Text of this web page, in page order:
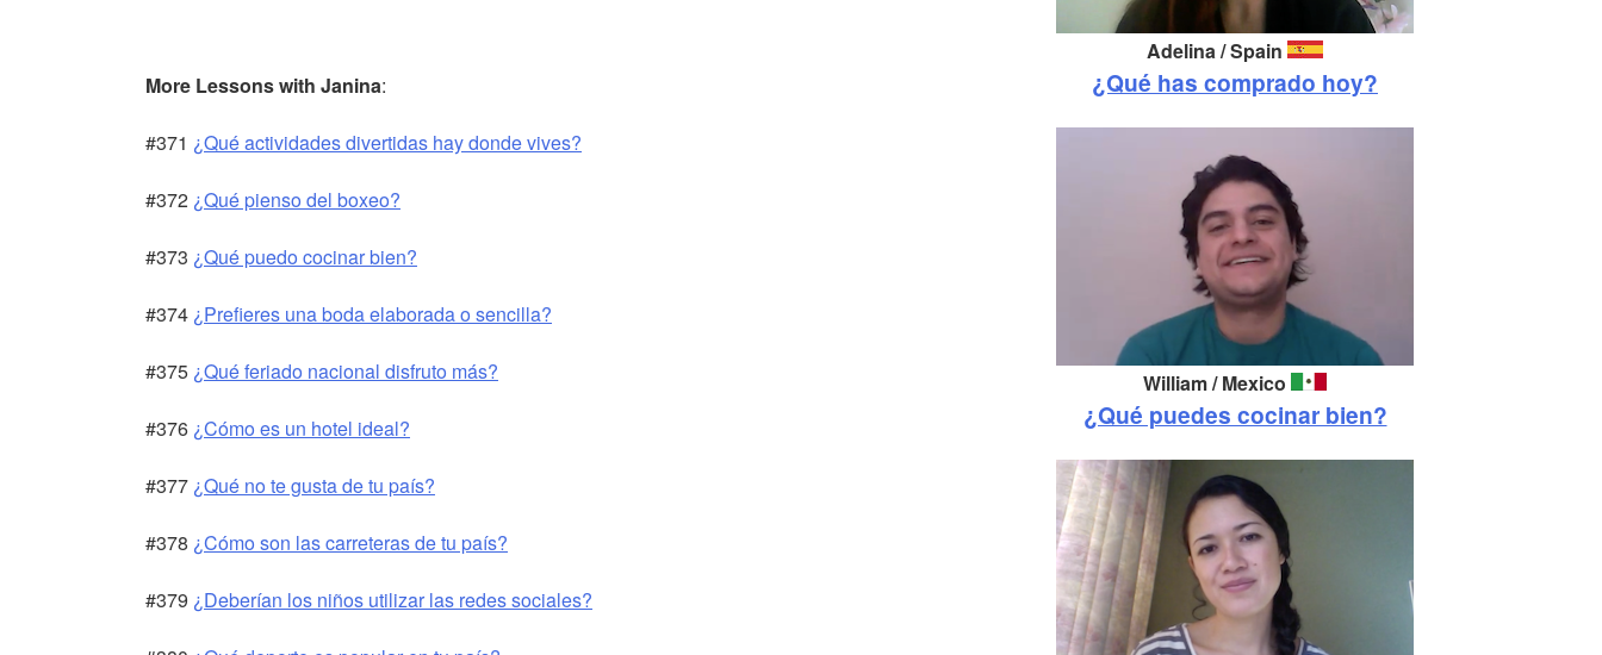
More Lessons with Janina:
#371 ¿Qué actividades divertidas hay donde vives?
#372 ¿Qué pienso del boxeo?
#373 ¿Qué puedo cocinar bien?
#374 ¿Prefieres una boda elaborada o sencilla?
#375 ¿Qué feriado nacional disfruto más?
#376 ¿Cómo es un hotel ideal?
#377 ¿Qué no te gusta de tu país?
#378 ¿Cómo son las carreteras de tu país?
#379 ¿Deberían los niños utilizar las redes sociales?
Adelina /Spain
¿Qué has comprado hoy?
William / Mexico
¿Qué puedes cocinar bien?